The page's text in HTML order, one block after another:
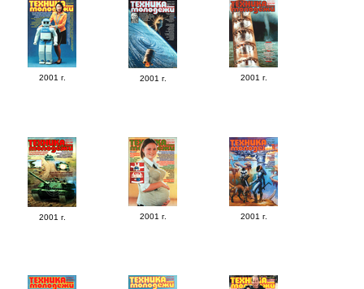
2001 г. 2001 г. 2001 г.
2001 г. 2001 г. 2001 г.